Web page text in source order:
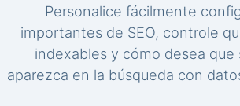
Personalice fácilmente
importantes de SEO, controle
indexables y cómo desea que
aparezca en la búsqueda con